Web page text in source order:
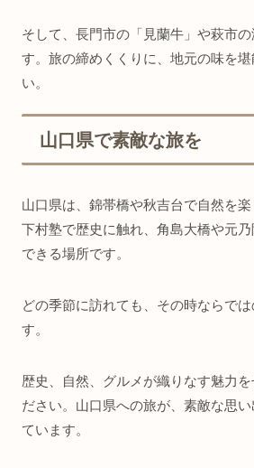
そして、長門市の「見蘭牛」や萩市
す。旅の締めくくりに、地元の味を
い。
山口県で素敵な旅を
山口県は、錦帯橋や秋吉台で自然を
下村塾で歴史に触れ、角島大橋や元
できる場所です。
どの季節に訪れても、その時ならで
す。
歴史、自然、グルメが織りなす魅力を
ださい。山口県への旅が、素敵な思
ています。